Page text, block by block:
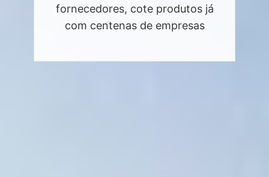
fornecedores, cote produtos já
com centenas de empresas